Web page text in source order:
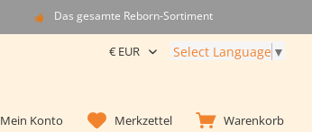
Das gesamte Reborn-Sortiment
Select Language ▼
Warenkorb
Merkzettel
Mein Konto